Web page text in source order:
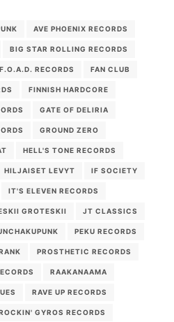
AVE PHOENIX RECORDS
BIG STAR ROLLING RECORDS
F.O.A.D. RECORDS FAN CLUB
FINNISH HARDCORE
GATE OF DELIRIA
GROUND ZERO
HELL'S TONE RECORDS
HILJAISET LEVYT IF SOCIETY
IT'S ELEVEN RECORDS
GROTESKII JT CLASSICS
PEKU RECORDS
PROSTHETIC RECORDS
RAAKANAAMA
RAVE UP RECORDS
GYROS RECORDS